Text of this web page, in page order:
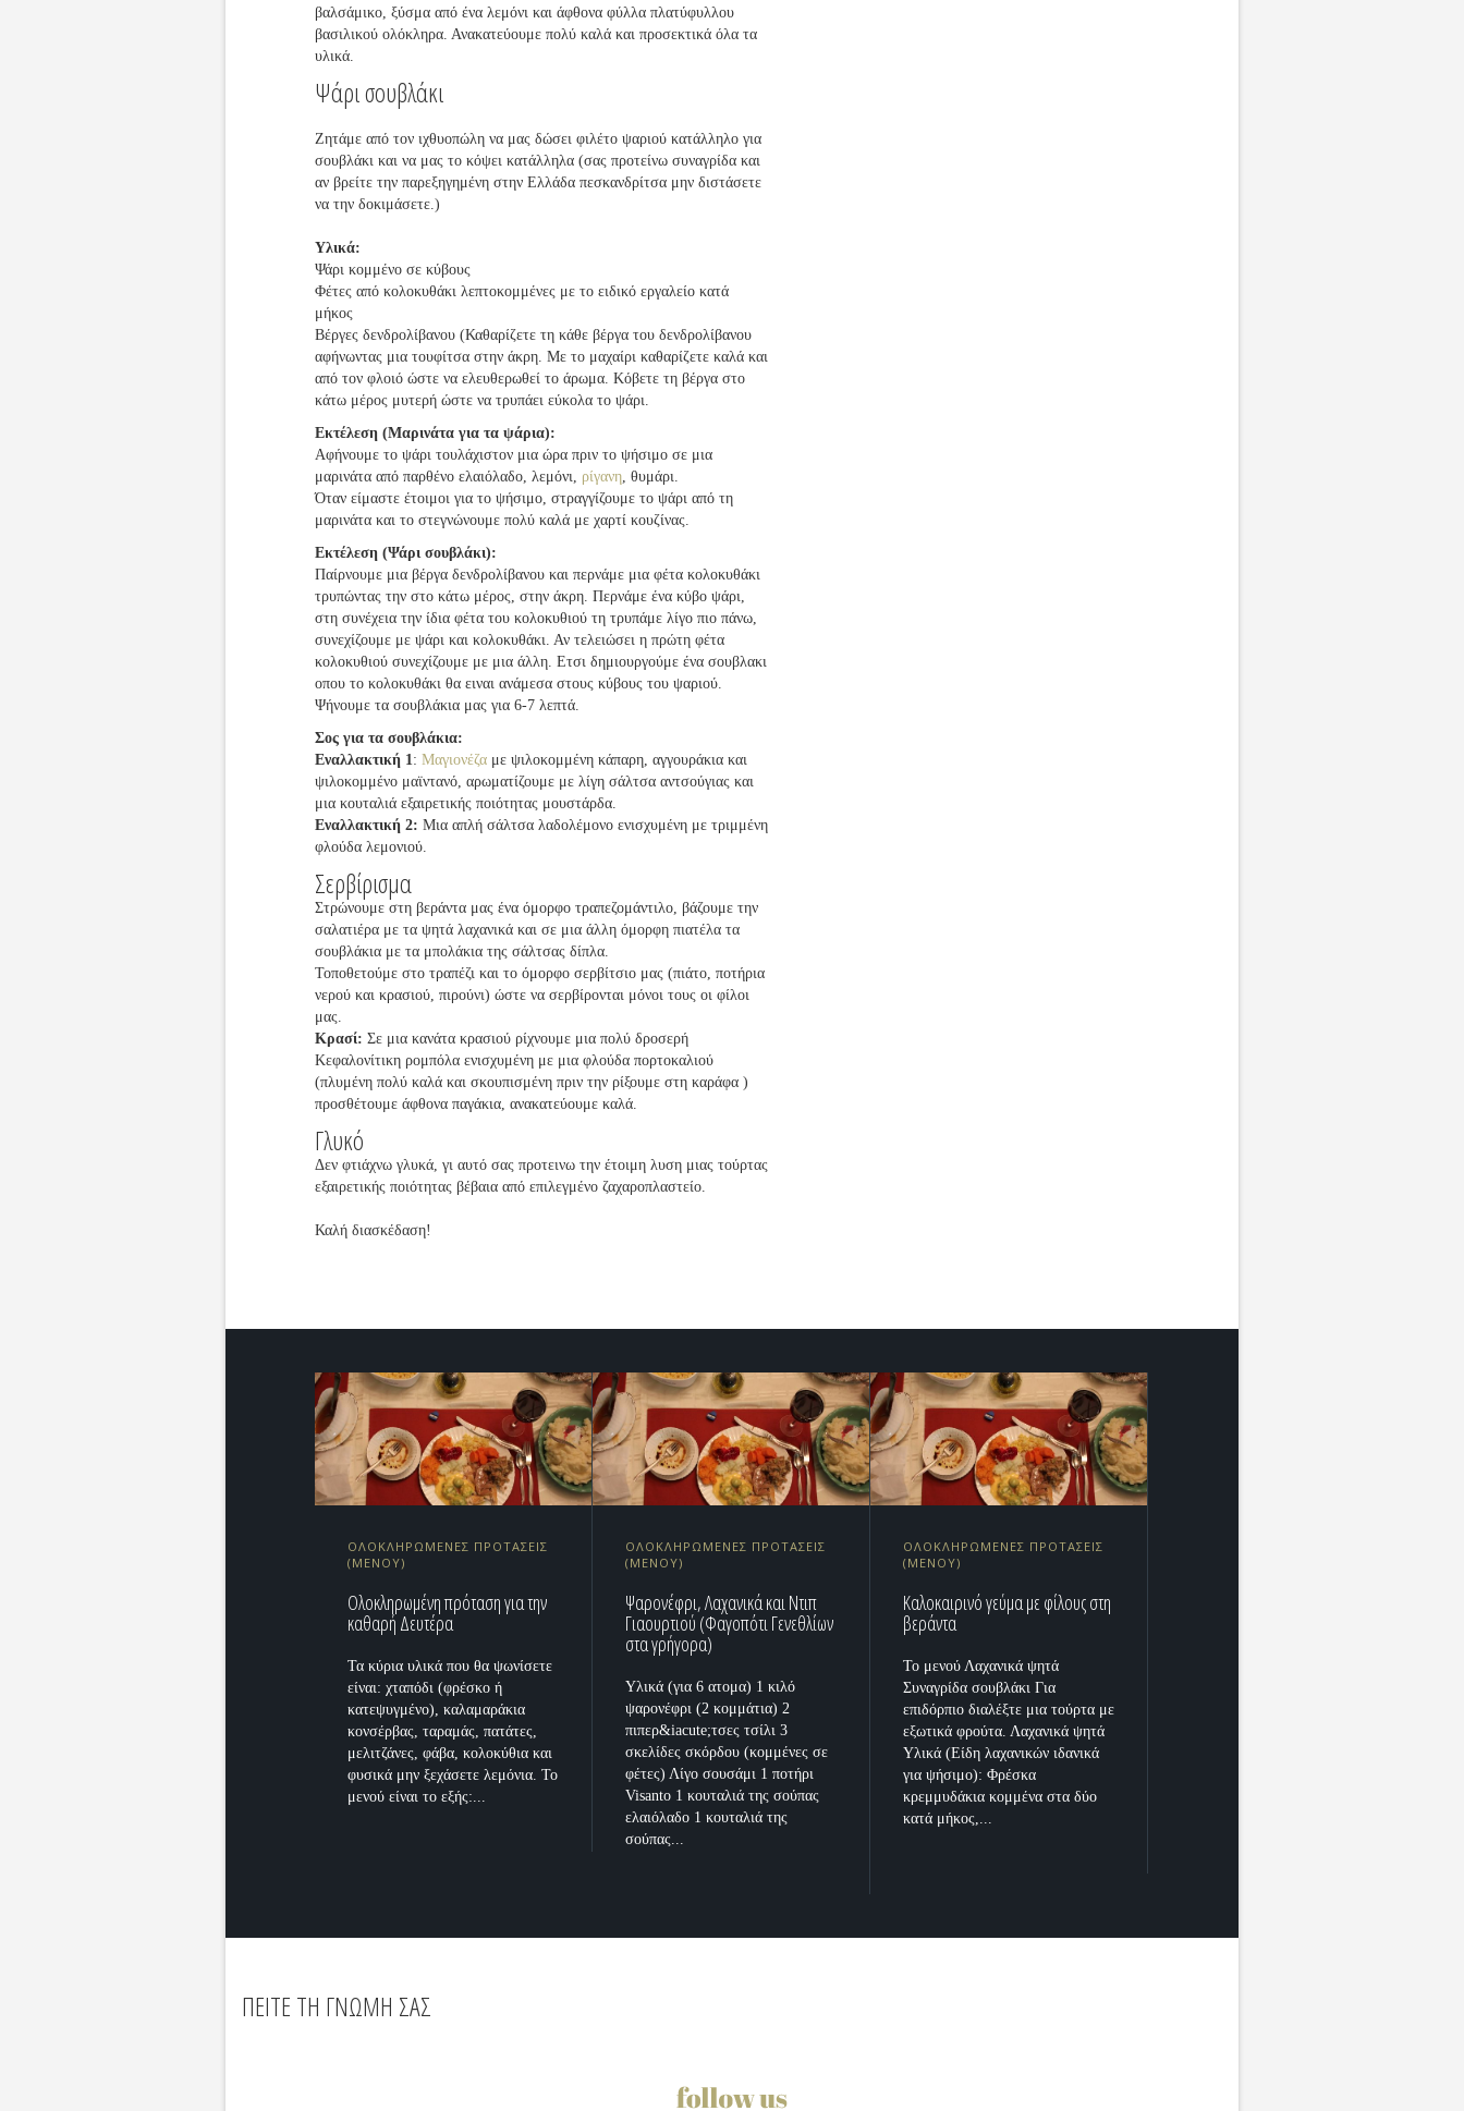
βαλσάμικο, ξύσμα από ένα λεμόνι και άφθονα φύλλα πλατύφυλλου
βασιλικού ολόκληρα. Ανακατεύουμε πολύ καλά και προσεκτικά όλα τα
υλικά.
Ψάρι σουβλάκι
Ζητάμε από τον ιχθυοπώλη να μας δώσει φιλέτο ψαριού κατάλληλο για
σουβλάκι και να μας το κόψει κατάλληλα (σας προτείνω συναγρίδα και
αν βρείτε την παρεξηγημένη στην Ελλάδα πεσκανδρίτσα μην διστάσετε
να την δοκιμάσετε.)
Υλικά:
Ψάρι κομμένο σε κύβους
Φέτες από κολοκυθάκι λεπτοκομμένες με το ειδικό εργαλείο κατά
μήκος
Βέργες δενδρολίβανου (Καθαρίζετε τη κάθε βέργα του δενδρολίβανου
αφήνωντας μια τουφίτσα στην άκρη. Με το μαχαίρι καθαρίζετε καλά και
από τον φλοιό ώστε να ελευθερωθεί το άρωμα. Κόβετε τη βέργα στο
κάτω μέρος μυτερή ώστε να τρυπάει εύκολα το ψάρι.
Εκτέλεση (Μαρινάτα για τα ψάρια):
Αφήνουμε το ψάρι τουλάχιστον μια ώρα πριν το ψήσιμο σε μια
μαρινάτα από παρθένο ελαιόλαδο, λεμόνι, ρίγανη, θυμάρι.
Όταν είμαστε έτοιμοι για το ψήσιμο, στραγγίζουμε το ψάρι από τη
μαρινάτα και το στεγνώνουμε πολύ καλά με χαρτί κουζίνας.
Εκτέλεση (Ψάρι σουβλάκι):
Παίρνουμε μια βέργα δενδρολίβανου και περνάμε μια φέτα κολοκυθάκι
τρυπώντας την στο κάτω μέρος, στην άκρη. Περνάμε ένα κύβο ψάρι,
στη συνέχεια την ίδια φέτα του κολοκυθιού τη τρυπάμε λίγο πιο πάνω,
συνεχίζουμε με ψάρι και κολοκυθάκι. Αν τελειώσει η πρώτη φέτα
κολοκυθιού συνεχίζουμε με μια άλλη. Ετσι δημιουργούμε ένα σουβλακι
οπου το κολοκυθάκι θα ειναι ανάμεσα στους κύβους του ψαριού.
Ψήνουμε τα σουβλάκια μας για 6-7 λεπτά.
Σος για τα σουβλάκια:
Εναλλακτική 1:Μαγιονέζα με ψιλοκομμένη κάπαρη, αγγουράκια και
ψιλοκομμένο μαϊντανό, αρωματίζουμε με λίγη σάλτσα αντσούγιας και
μια κουταλιά εξαιρετικής ποιότητας μουστάρδα.
Εναλλακτική 2: Μια απλή σάλτσα λαδολέμονο ενισχυμένη με τριμμένη
φλούδα λεμονιού.
Σερβίρισμα
Στρώνουμε στη βεράντα μας ένα όμορφο τραπεζομάντιλο, βάζουμε την
σαλατιέρα με τα ψητά λαχανικά και σε μια άλλη όμορφη πιατέλα τα
σουβλάκια με τα μπολάκια της σάλτσας δίπλα.
Τοποθετούμε στο τραπέζι και το όμορφο σερβίτσιο μας (πιάτο, ποτήρια
νερού και κρασιού, πιρούνι) ώστε να σερβίρονται μόνοι τους οι φίλοι
μας.
Κρασί: Σε μια κανάτα κρασιού ρίχνουμε μια πολύ δροσερή
Κεφαλονίτικη ρομπόλα ενισχυμένη με μια φλούδα πορτοκαλιού
(πλυμένη πολύ καλά και σκουπισμένη πριν την ρίξουμε στη καράφα )
προσθέτουμε άφθονα παγάκια, ανακατεύουμε καλά.
Γλυκό
Δεν φτιάχνω γλυκά, γι αυτό σας προτεινω την έτοιμη λυση μιας τούρτας
εξαιρετικής ποιότητας βέβαια από επιλεγμένο ζαχαροπλαστείο.
Καλή διασκέδαση!
ΟΛΟΚΛΗΡΩΜΕΝΕΣ ΠΡΟΤΑΣΕΙΣ
(ΜΕΝΟΥ)
Ολοκληρωμένη πρόταση για την
καθαρή Δευτέρα
Τα κύρια υλικά που θα ψωνίσετε
είναι: χταπόδι (φρέσκο ή
κατεψυγμένο), καλαμαράκια
κονσέρβας, ταραμάς, πατάτες,
μελιτζάνες, φάβα, κολοκύθια και
φυσικά μην ξεχάσετε λεμόνια. Το
μενού είναι το εξής:...
ΟΛΟΚΛΗΡΩΜΕΝΕΣ ΠΡΟΤΑΣΕΙΣ
(ΜΕΝΟΥ)
Ψαρονέφρι, Λαχανικά και Ντιπ
Γιαουρτιού (Φαγοπότι Γενεθλίων
στα γρήγορα)
Υλικά (για 6 ατομα) 1 κιλό
ψαρονέφρι (2 κομμάτια) 2
πιπερ&iacute;τσες τσίλι 3
σκελίδες σκόρδου (κομμένες σε
φέτες) Λίγο σουσάμι 1 ποτήρι
Visanto 1 κουταλιά της σούπας
ελαιόλαδο 1 κουταλιά της
σούπας...
ΟΛΟΚΛΗΡΩΜΕΝΕΣ ΠΡΟΤΑΣΕΙΣ
(ΜΕΝΟΥ)
Καλοκαιρινό γεύμα με φίλους στη
βεράντα
Το μενού Λαχανικά ψητά
Συναγρίδα σουβλάκι Για
επιδόρπιο διαλέξτε μια τούρτα με
εξωτικά φρούτα. Λαχανικά ψητά
Υλικά (Είδη λαχανικών ιδανικά
για ψήσιμο): Φρέσκα
κρεμμυδάκια κομμένα στα δύο
κατά μήκος,...
ΠΕΙΤΕ ΤΗ ΓΝΩΜΗ ΣΑΣ